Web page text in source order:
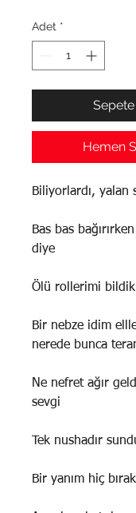
Adet *
Hemen
Biliyorlardı, yalan
Bas bas
diye
Ölü rollerimi
Bir nebze idim
nerede bunca
Ne nefret ağır
sevgi
Tek nushadır
Bir yanım hiç